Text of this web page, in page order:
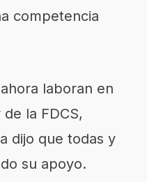
competencia
laboran en
la FDCS,
dijo que todas y
su apoyo.